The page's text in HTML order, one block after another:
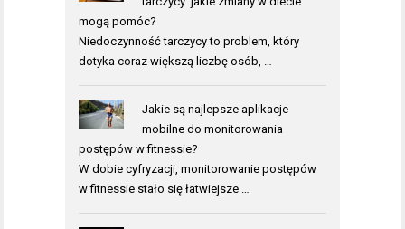
mogą pomóc?
Niedoczynność tarczycy to problem, który
dotyka coraz większą liczbę osób, …
Jakie są najlepsze aplikacje
mobilne do monitorowania
postępów w fitnessie?
W dobie cyfryzacji, monitorowanie postępów
w fitnessie stało się łatwiejsze …